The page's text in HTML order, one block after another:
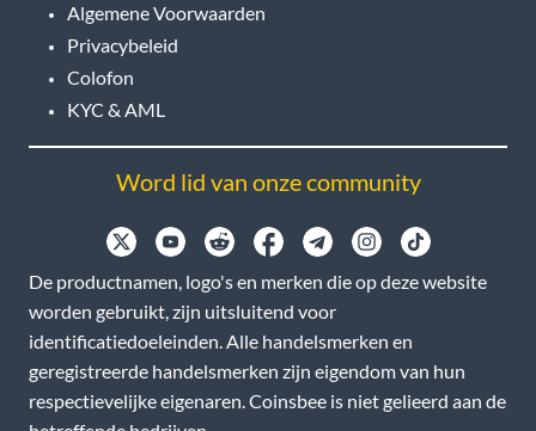
Algemene Voorwaarden
Privacybeleid
Colofon
KYC & AML
Word lid van onze community
De productnamen, logo's en merken die op deze website
worden gebruikt, zijn uitsluitend voor
identificatiedoeleinden. Alle handelsmerken en
geregistreerde handelsmerken zijn eigendom van hun
respectievelijke eigenaren. Coinsbee is niet gelieerd aan de